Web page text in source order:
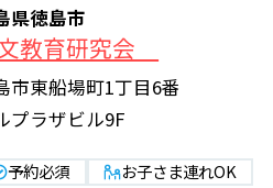
県徳島市
教育研究会
市東船場町1丁目6番
プラザビル9F
予約必須 お子さま連れOK